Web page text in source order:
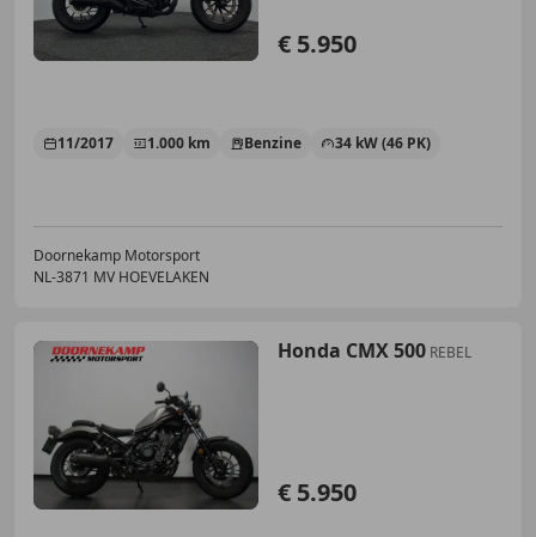
€ 5.950
11/2017 1.000 km Benzine 34 kW (46 PK)
Doornekamp Motorsport
NL-3871 MV HOEVELAKEN
Honda CMX 500 REBEL
€ 5.950